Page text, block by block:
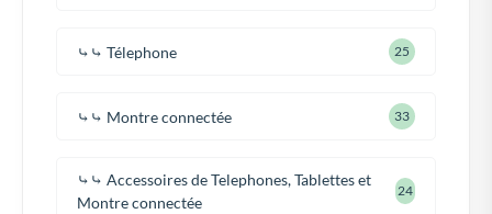
⤷⤷ Télephone 25
⤷⤷ Montre connectée 33
⤷⤷ Accessoires de Telephones, Tablettes et
Montre connectée
24